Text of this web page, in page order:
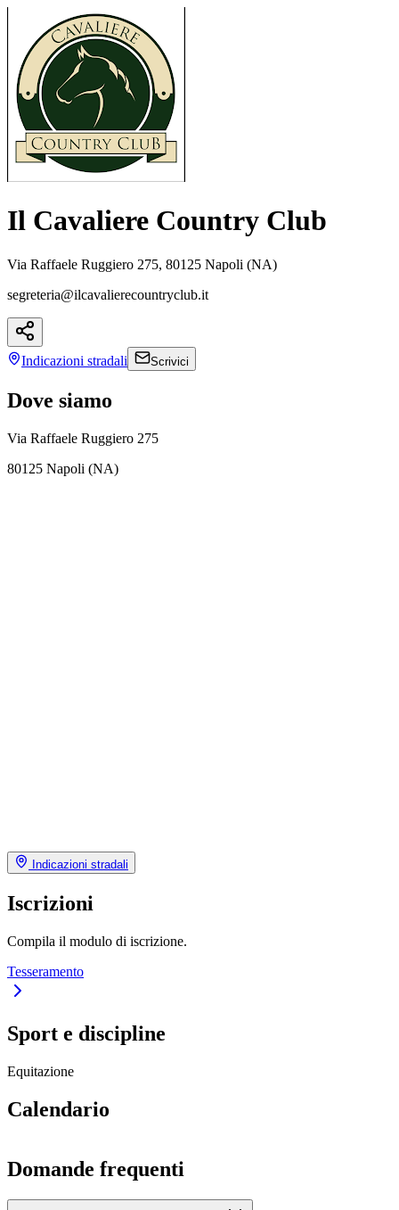
Il Cavaliere Country Club
Via Raffaele Ruggiero 275, 80125 Napoli (NA)
segreteria@ilcavalierecountryclub.it
Indicazioni stradali Scrivici
Dove siamo
Via Raffaele Ruggiero 275
80125 Napoli (NA)
Indicazioni stradali
Iscrizioni
Compila il modulo di iscrizione.
Tesseramento
Sport e discipline
Equitazione
Calendario
Domande frequenti